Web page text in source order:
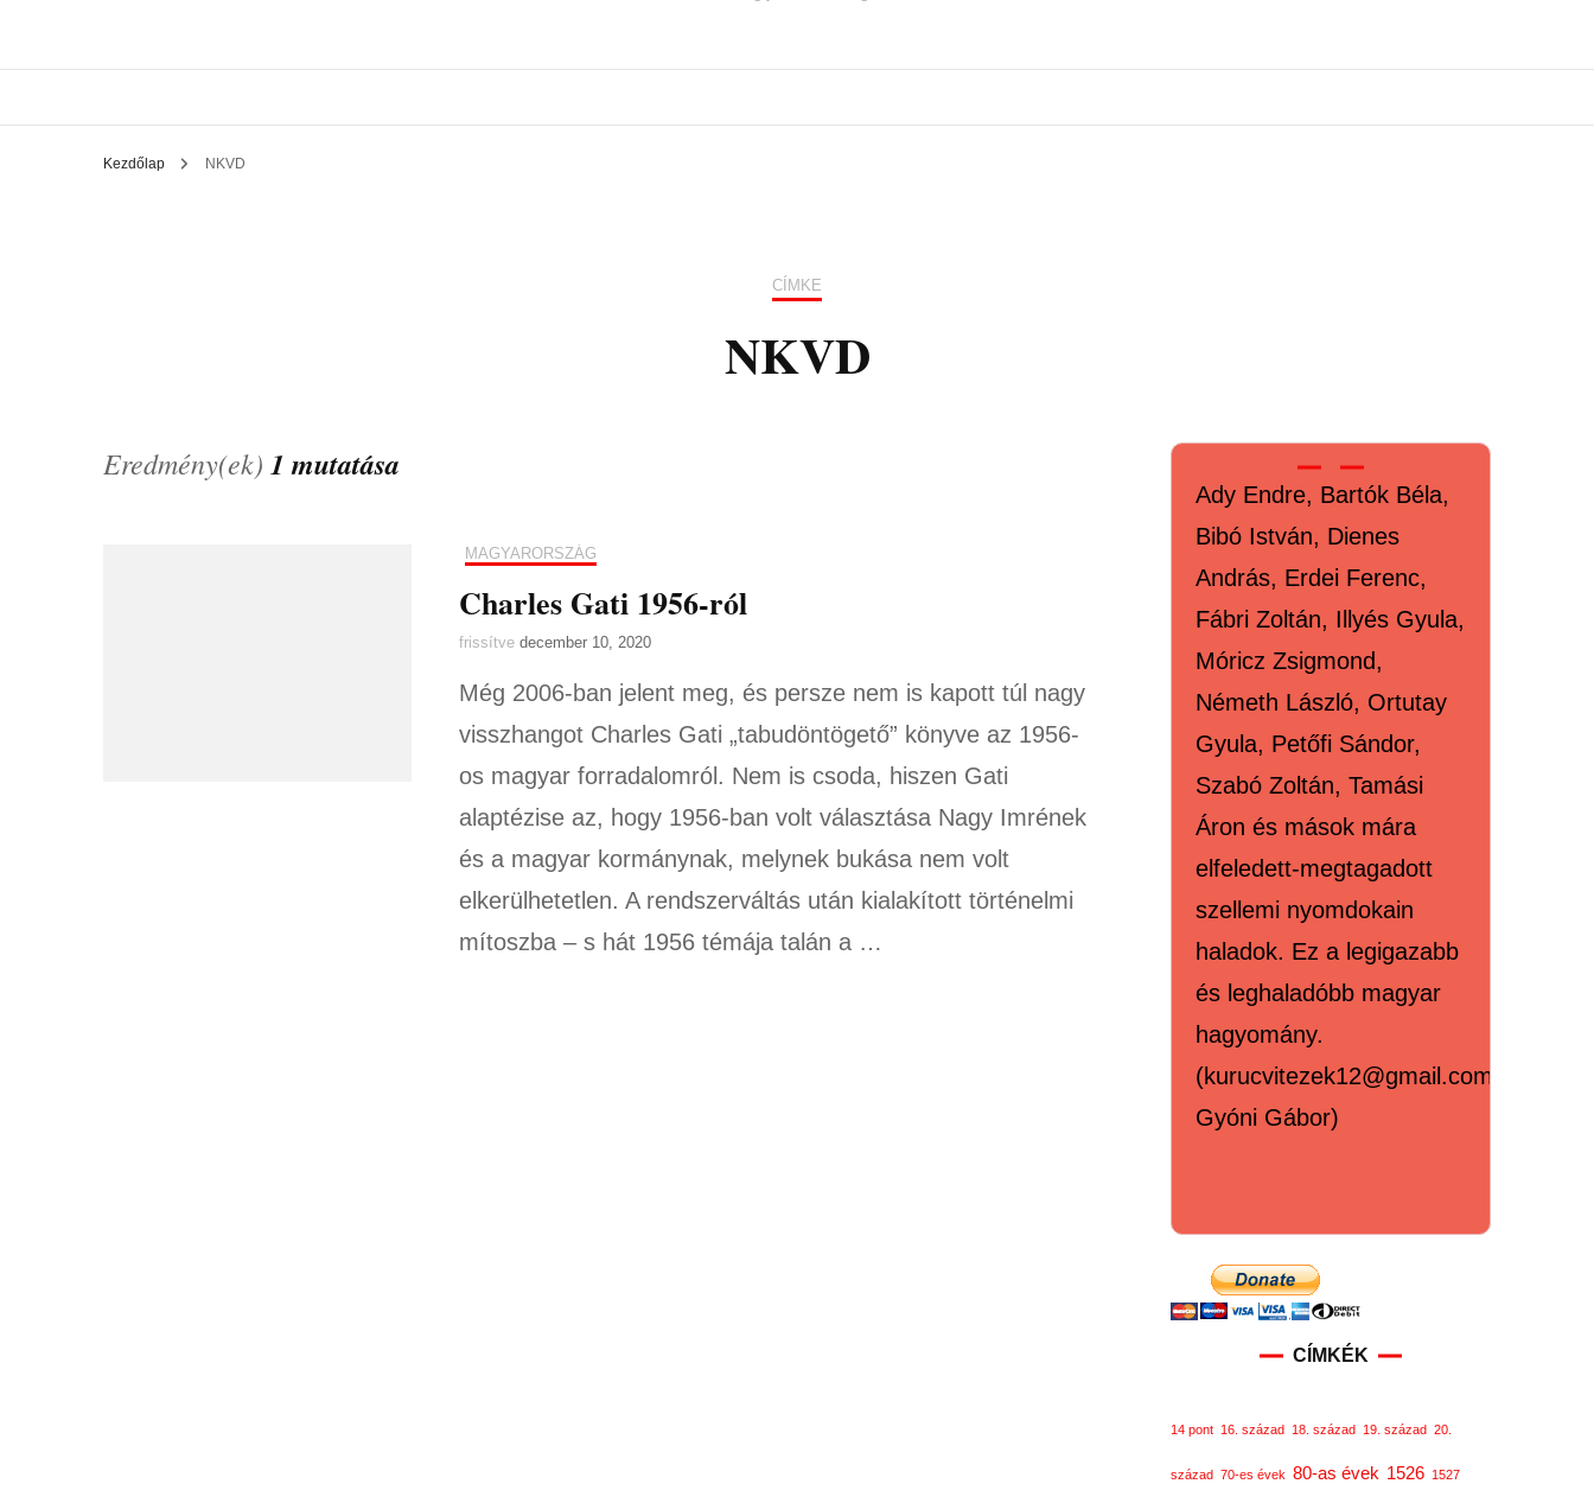
Kezdőlap NKVD
CÍMKE
NKVD
Eredmény(ek) 1 mutatása
MAGYARORSZÁG
Charles Gati 1956-ról
frissítve december 10, 2020
Még 2006-ban jelent meg, és persze nem is kapott túl nagy
visszhangot Charles Gati „tabudöntögető” könyve az 1956-
os magyar forradalomról. Nem is csoda, hiszen Gati
alaptézise az, hogy 1956-ban volt választása Nagy Imrének
és a magyar kormánynak, melynek bukása nem volt
elkerülhetetlen. A rendszerváltás után kialakított történelmi
mítoszba – s hát 1956 témája talán a …
Ady Endre, Bartók Béla,
Bibó István, Dienes
András, Erdei Ferenc,
Fábri Zoltán, Illyés Gyula,
Móricz Zsigmond,
Németh László, Ortutay
Gyula, Petőfi Sándor,
Szabó Zoltán, Tamási
Áron és mások mára
elfeledett-megtagadott
szellemi nyomdokain
haladok. Ez a legigazabb
és leghaladóbb magyar
hagyomány.
(kurucvitezek12@gmail.com,
Gyóni Gábor)
CÍMKÉK
14 pont 16. század 18. század 19. század 20.
század 70-es évek 80-as évek 1526 1527